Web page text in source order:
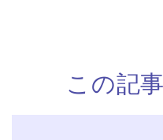
この記